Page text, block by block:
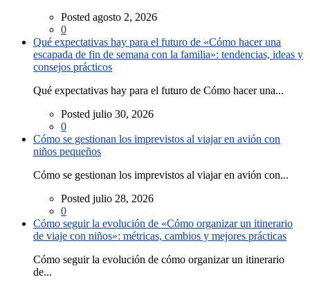
Posted agosto 2, 2026
0
Qué expectativas hay para el futuro de «Cómo hacer una
escapada de fin de semana con la familia»: tendencias, ideas y
consejos prácticos
Qué expectativas hay para el futuro de Cómo hacer una...
Posted julio 30, 2026
0
Cómo se gestionan los imprevistos al viajar en avión con
niños pequeños
Cómo se gestionan los imprevistos al viajar en avión con...
Posted julio 28, 2026
0
Cómo seguir la evolución de «Cómo organizar un itinerario
de viaje con niños»: métricas, cambios y mejores prácticas
Cómo seguir la evolución de cómo organizar un itinerario
de...